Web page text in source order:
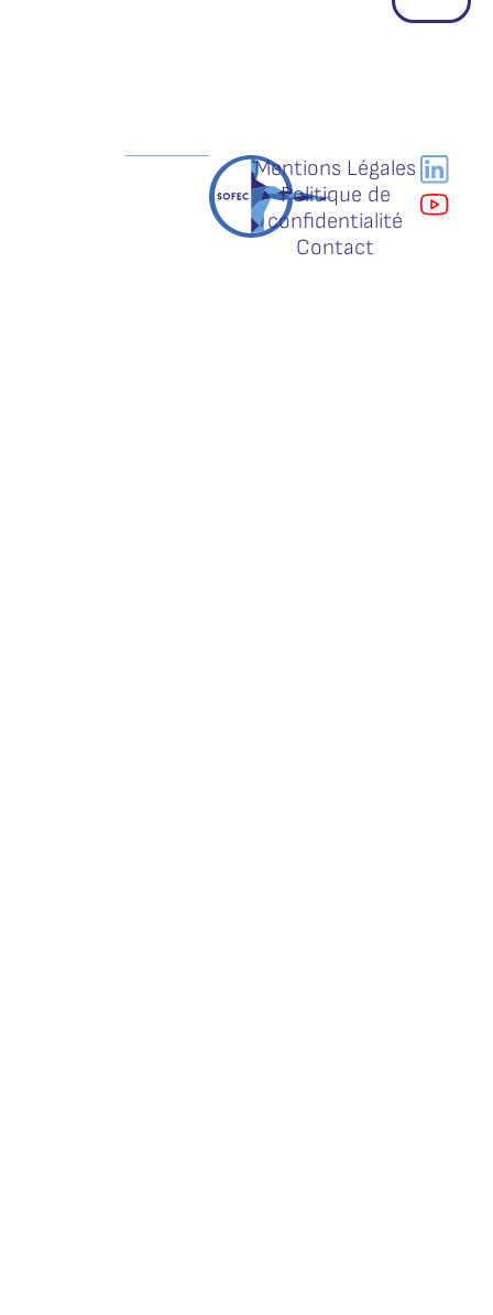
Mentions Légales
Politique de
confidentialité
Contact